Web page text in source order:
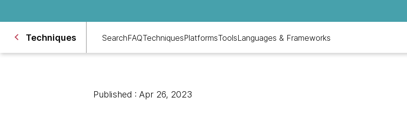
Techniques SearchFAQTechniquesPlatformsToolsLanguages & Frameworks
Published : Apr 26, 2023